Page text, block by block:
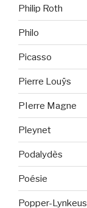
Philip Roth
Philo
Picasso
Pierre Louÿs
PIerre Magne
Pleynet
Podalydès
Poésie
Popper-Lynkeus